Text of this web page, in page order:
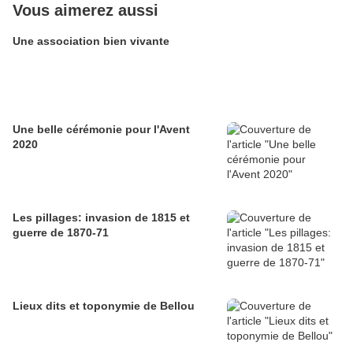
Vous aimerez aussi
Une association bien vivante
Une belle cérémonie pour l'Avent
2020
Les pillages: invasion de 1815 et
guerre de 1870-71
Lieux dits et toponymie de Bellou